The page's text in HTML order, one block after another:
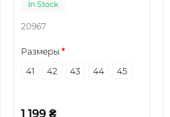
In Stock
20967
Размеры
41
42 43 44 45
1 199 ₴